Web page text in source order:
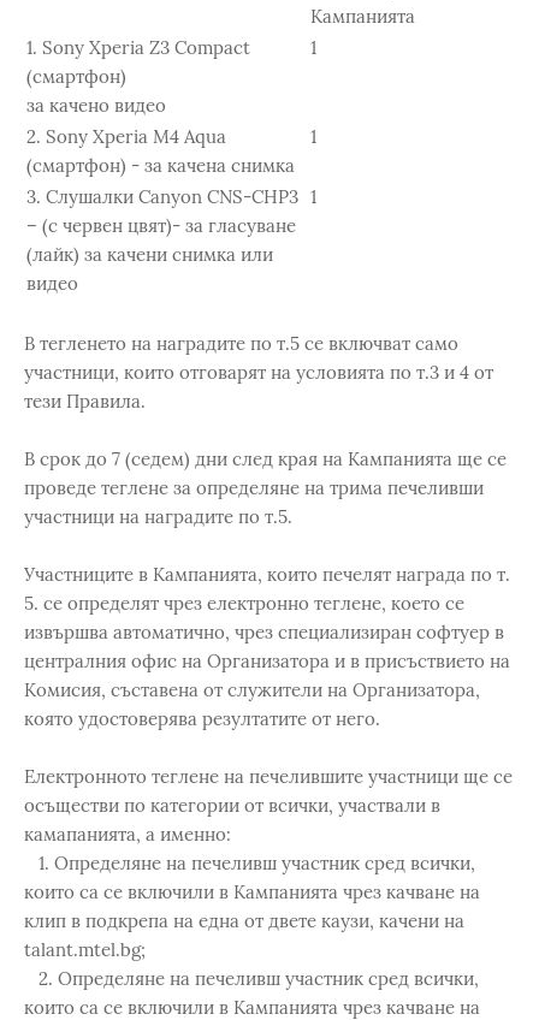
Кампанията
1. Sony Xperia Z3 Compact
(смартфон)
за качено видео
1
2. Sony Xperia M4 Aqua
(смартфон) - за качена снимка
1
3. Слушалки Canyon CNS-CHP3
– (с червен цвят)- за гласуване
(лайк) за качени снимка или
видео
1
В тегленето на наградите по т.5 се включват само
участници, които отговарят на условията по т.3 и 4 от
тези Правила.
В срок до 7 (седем) дни след края на Кампанията ще се
проведе теглене за определяне на трима печеливши
участници на наградите по т.5.
Участниците в Кампанията, които печелят награда по т.
5. се определят чрез електронно теглене, което се
извършва автоматично, чрез специализиран софтуер в
централния офис на Организатора и в присъствието на
Комисия, съставена от служители на Организатора,
която удостоверява резултатите от него.
Електронното теглене на печелившите участници ще се
осъществи по категории от всички, участвали в
камапанията, а именно:
1. Определяне на печеливш участник сред всички,
които са се включили в Кампанията чрез качване на
клип в подкрепа на една от двете каузи, качени на
talant.mtel.bg;
2. Определяне на печеливш участник сред всички,
които са се включили в Кампанията чрез качване на